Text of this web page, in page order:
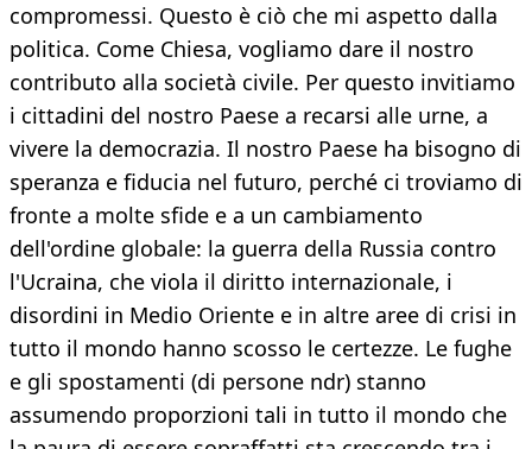
compromessi. Questo è ciò che mi aspetto dalla
politica. Come Chiesa, vogliamo dare il nostro
contributo alla società civile. Per questo invitiamo
i cittadini del nostro Paese a recarsi alle urne, a
vivere la democrazia. Il nostro Paese ha bisogno di
speranza e fiducia nel futuro, perché ci troviamo di
fronte a molte sfide e a un cambiamento
dell'ordine globale: la guerra della Russia contro
l'Ucraina, che viola il diritto internazionale, i
disordini in Medio Oriente e in altre aree di crisi in
tutto il mondo hanno scosso le certezze. Le fughe
e gli spostamenti (di persone ndr) stanno
assumendo proporzioni tali in tutto il mondo che